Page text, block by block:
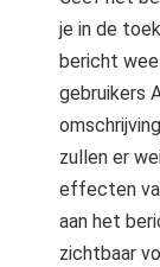
je in de
bericht
gebruikers
zullen er
effecten
aan het
zichtbaar